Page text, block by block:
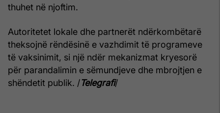
thuhet në njoftim.
Autoritetet lokale dhe partnerët ndërkombëtarë
theksojnë rëndësinë e vazhdimit të programeve
të vaksinimit, si një ndër mekanizmat kryesorë
për parandalimin e sëmundjeve dhe mbrojtjen e
shëndetit publik. /Telegrafi/